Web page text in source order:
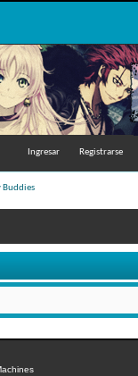
Ingresar Registrarse
Buddies